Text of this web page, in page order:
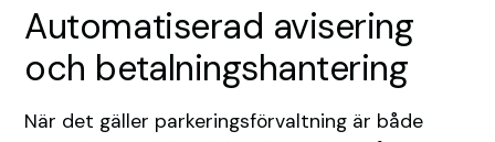
Automatiserad avisering
och betalningshantering
När det gäller parkeringsförvaltning är både